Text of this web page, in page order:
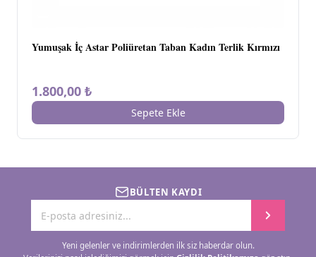
Yumuşak İç Astar Poliüretan Taban Kadın Terlik Kırmızı
1.800,00 ₺
Sepete Ekle
BÜLTEN KAYDI
Yeni gelenler ve indirimlerden ilk siz haberdar olun.